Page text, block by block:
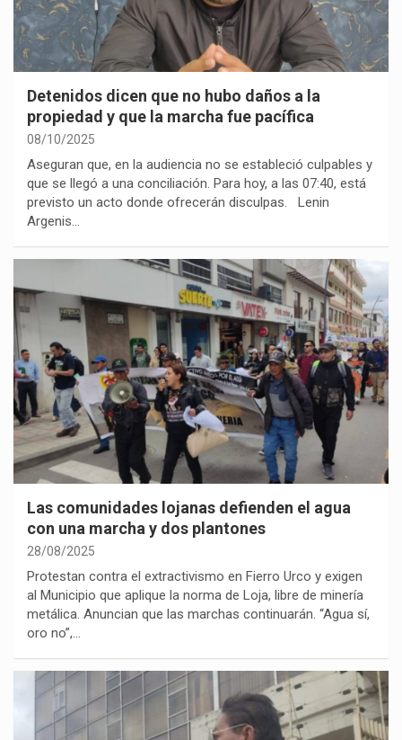
Detenidos dicen que no hubo daños a la
propiedad y que la marcha fue pacífica
08/10/2025
Aseguran que, en la audiencia no se estableció culpables y
que se llegó a una conciliación. Para hoy, a las 07:40, está
previsto un acto donde ofrecerán disculpas. Lenin
Argenis…
Las comunidades lojanas defienden el agua
con una marcha y dos plantones
28/08/2025
Protestan contra el extractivismo en Fierro Urco y exigen
al Municipio que aplique la norma de Loja, libre de minería
metálica. Anuncian que las marchas continuarán. “Agua sí,
oro no”,…